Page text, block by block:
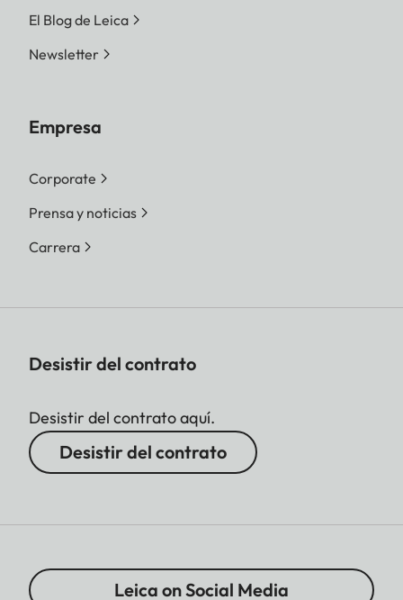
El Blog de Leica
Newsletter
Empresa
Corporate
Prensa y noticias
Carrera
Desistir del contrato
Desistir del contrato aquí.
Desistir del contrato
Leica on Social Media